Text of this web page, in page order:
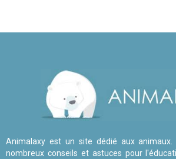
Animalaxy est un site dédié aux
nombreux conseils et astuces pour